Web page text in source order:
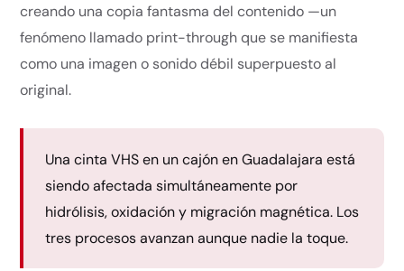
creando una copia fantasma del contenido —un
fenómeno llamado print-through que se manifiesta
como una imagen o sonido débil superpuesto al
original.
Una cinta VHS en un cajón en Guadalajara está
siendo afectada simultáneamente por
hidrólisis, oxidación y migración magnética. Los
tres procesos avanzan aunque nadie la toque.